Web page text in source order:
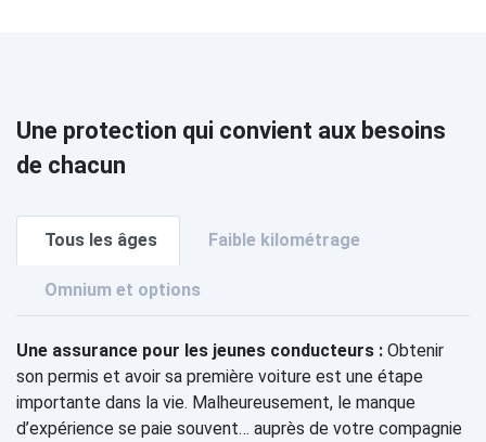
Une protection qui convient aux besoins
de chacun
Tous les âges Faible kilométrage
Omnium et options
Une assurance pour les jeunes conducteurs : Obtenir
son permis et avoir sa première voiture est une étape
importante dans la vie. Malheureusement, le manque
d’expérience se paie souvent… auprès de votre compagnie